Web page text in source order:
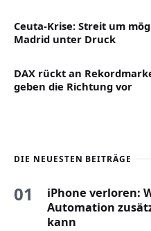
Ceuta-Krise: Streit um
Madrid unter Druck
DAX rückt an
geben die Richtung vor
DIE NEUESTEN BEITRÄGE
01
iPhone verloren:
Automation
kann